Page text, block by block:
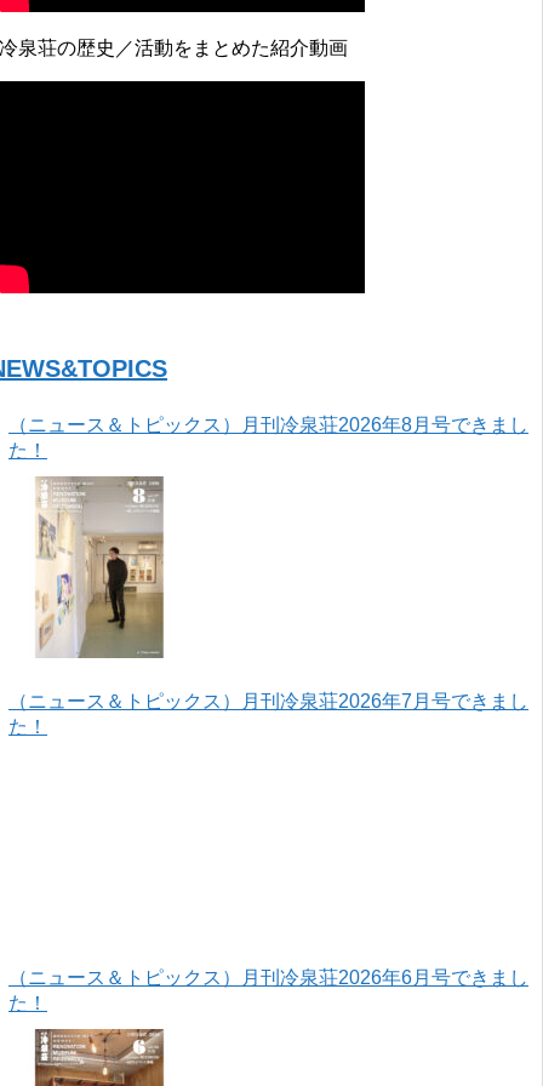
泉荘の歴史／活動をまとめた紹介動画
（ニュース＆トピックス）月刊冷泉荘2026年8月号できまし
た！
（ニュース＆トピックス）月刊冷泉荘2026年7月号できまし
た！
（ニュース＆トピックス）月刊冷泉荘2026年6月号できまし
た！